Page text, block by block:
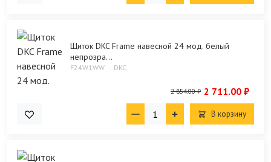
Щиток DKC Frame навесной 24 мод. белый
непрозра...
F24W1WW DKC
2 854.00 ₽ 2 711.00 ₽
В корзину